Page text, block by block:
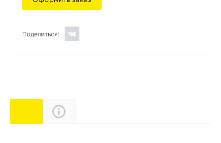
Поделиться:
Характеристики